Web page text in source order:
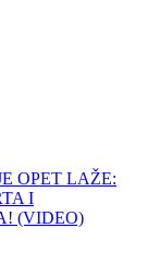
OPET LAŽE:
I
(VIDEO)